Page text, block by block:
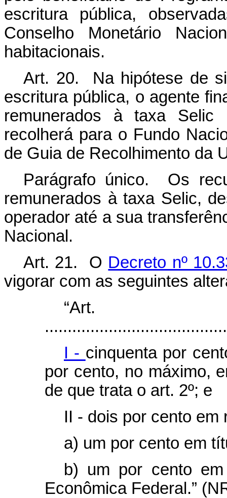
escritura pública,
Conselho Monetário
habitacionais.
Art. 20. Na hipótese de
escritura pública, o agente
remunerados à taxa
recolherá para o Fundo
de Guia de Recolhimento da
Parágrafo único. Os
remunerados à taxa Selic,
operador até a sua
Nacional.
Art. 21. O Decreto nº
vigorar com as seguintes
I - cinquenta por
por cento, no máximo,
de que trata o art. 2º; e
II - dois por cento em
a) um por cento em
b) um por cento
Econômica Federal.”